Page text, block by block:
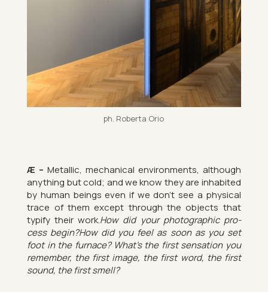
ph. Roberta Orio
Æ – Metal­lic, mech­an­ical en­vir­on­ments, al­though
any­thing but cold; and we know they are in­hab­ited
by human be­ings even if we don’t see a phys­ical
trace of them ex­cept through the ob­jects that
typify their work.How did your pho­to­graphic pro­
cess begin?How did you feel as soon as you set
foot in the fur­nace? What’s the first sen­sa­tion you
re­mem­ber, the first image, the first word, the first
sound, the first smell?